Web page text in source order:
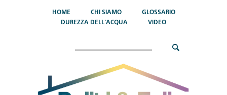
HOME CHI SIAMO
GLOSSARIO
DUREZZA DELL'ACQUA
VIDEO